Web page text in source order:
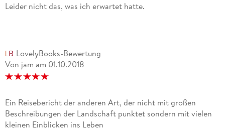
Leider nicht das, was ich erwartet hatte.
LovelyBooks-Bewertung
Von jam am 01.10.2018
Ein Reisebericht der anderen Art, der nicht mit großen
Beschreibungen der Landschaft punktet sondern mit vielen
kleinen Einblicken ins Leben